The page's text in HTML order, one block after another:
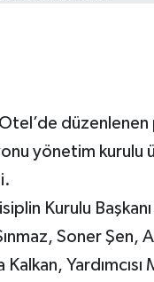
yönetim kurulu
Kurulu
Soner Şen,